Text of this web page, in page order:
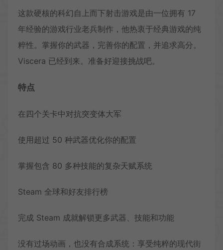
这款硬核的科幻自上而下射击游戏是由一位拥有 17
年经验的游戏行业老兵制作，他热衷于经典游戏的纯
粹性。掌握你的武器，完善你的配置，并追求高分。
Viscera 已经到来。准备好迎接挑战吧。
特点
在四个关卡中对抗突变体大军
使用超过 50 种武器优化你的配置
掌握包含 80 多种技能的复杂天赋系统
Steam 全球和好友排行榜
完成 Steam 成就解锁更多武器、技能和功能
没有过场动画，也没有合成系统：享受纯粹的现代街